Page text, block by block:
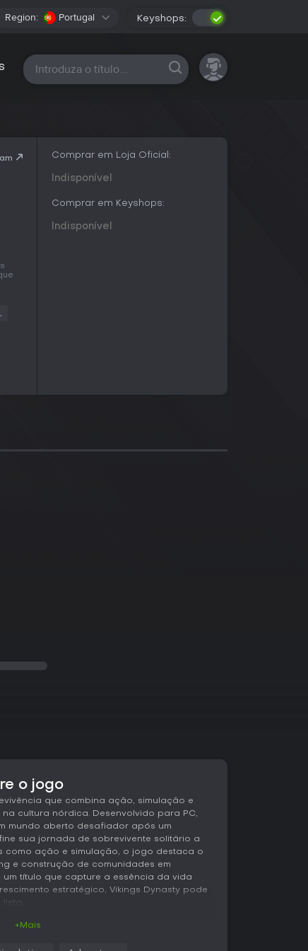
Region: Portugal Keyshops:
Todas as plataformas
Comprar em Loja Oficial:
Indisponível
Comprar em Keyshops:
Indisponível
o jogo
que combina ação, simulação e
cultura nórdica. Desenvolvido para PC,
mundo aberto desafiador após um
sua jornada de sobrevivente solitário a
como ação e simulação, o jogo destaca o
e construção de comunidades em
um título que capture a essência da vida
estratégico, Vikings Dynasty pode
+Mais